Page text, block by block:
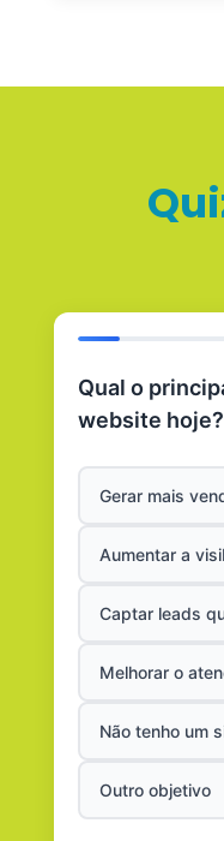
Qual o
website hoje?
Gerar mais
Aumentar a
Captar leads
Melhorar o
Não tenho um
Outro objetivo